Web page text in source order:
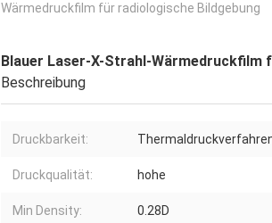
Wärmedruckfilm für radiologische Bildgebung
Blauer Laser-X-Strahl-Wärmedruckfilm
Beschreibung
Druckbarkeit:
Druckqualität: hohe
Min Density: 0.28D